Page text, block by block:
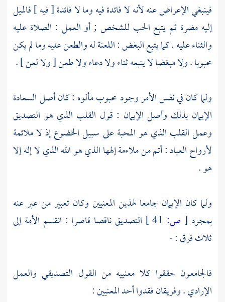
فينبغي الإعراض عنه لأنه لا فائدة فيه وما لا فائدة [ فيه ] فالميل
إليه مضرة ثم يتبع الحب للشخص ; أو العمل : الصلاة عليه
والثناء عليه . كما يتبع البغض : اللعنة له والطعن عليه وما لم يكن
محبوبا . ولا مبغضا لا يتبعه ثناء ولا دعاء ولا طعن [ ولا لعن ] .
ولما كان في نفس الأمر وجود محبوب مألوه : كان أصل السعادة
الإيمان بذلك وأصل الإيمان : قول القلب الذي هو التصديق
وعمل القلب الذي هو المحبة على سبيل الخضوع إذ لا ملائمة
لأرواح العباد : أتم من ملاءمة إلهها الذي هو الله الذي لا إله إلا
هو .
ولما كان الإيمان جامعا لهذين المعنيين وكان تعبير من عبر عنه
بمجرد [ ص:
التصديق ناقصا قاصرا : انقسم الأمة إلى
ثلاث فرق : -
فالجامعون حققوا كلا معنييه من القول التصديقي والعمل
الإرادي . وفريقان فقدوا أحد المعنيين :